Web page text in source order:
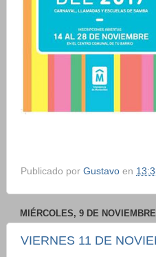
Publicado por Gustavo en
MIÉRCOLES, 9 DE
VIERNES 11 DE